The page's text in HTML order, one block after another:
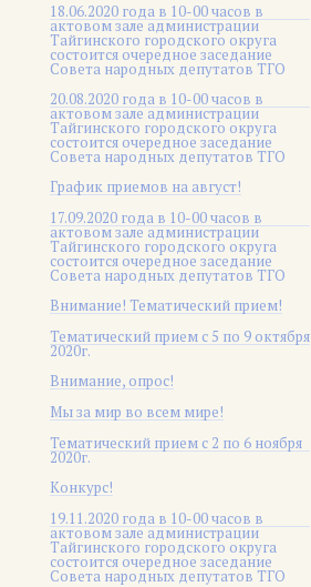
18.06.2020 года в 10-00 часов в
актовом зале администрации
Тайгинского городского округа
состоится очередное заседание
Совета народных депутатов ТГО
20.08.2020 года в 10-00 часов в
актовом зале администрации
Тайгинского городского округа
состоится очередное заседание
Совета народных депутатов ТГО
График приемов на август!
17.09.2020 года в 10-00 часов в
актовом зале администрации
Тайгинского городского округа
состоится очередное заседание
Совета народных депутатов ТГО
Внимание! Тематический прием!
Тематический прием с 5 по 9 октября
2020г.
Внимание, опрос!
Мы за мир во всем мире!
Тематический прием с 2 по 6 ноября
2020г.
Конкурс!
19.11.2020 года в 10-00 часов в
актовом зале администрации
Тайгинского городского округа
состоится очередное заседание
Совета народных депутатов ТГО